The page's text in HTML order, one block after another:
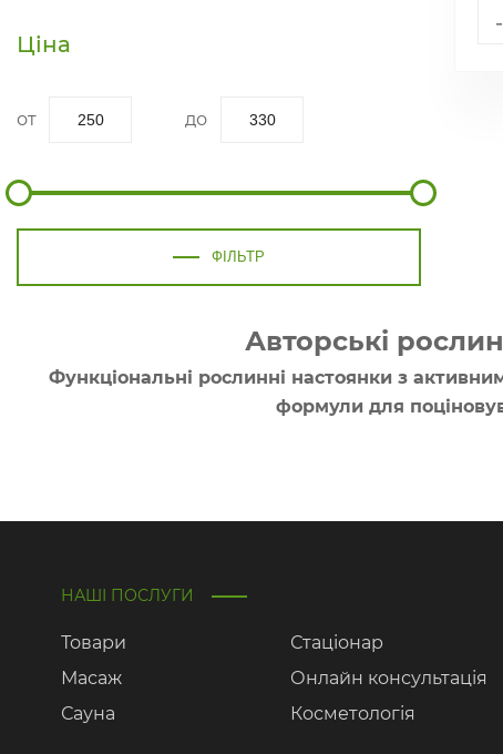
Ціна
ФІЛЬТР
-
Авторські
Функціональні рослинні настоянки з
формули для
НАШІ ПОСЛУГИ
Товари
Масаж
Сауна
Стаціонар
Онлайн консультація
Косметологія